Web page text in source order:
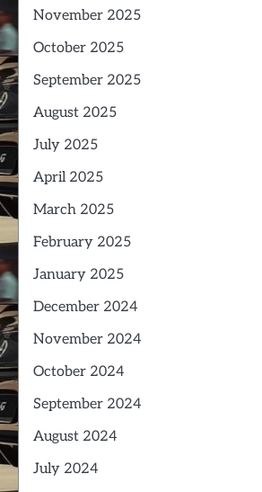
November 2025
October 2025
September 2025
August 2025
July 2025
April 2025
March 2025
February 2025
January 2025
December 2024
November 2024
October 2024
September 2024
August 2024
July 2024